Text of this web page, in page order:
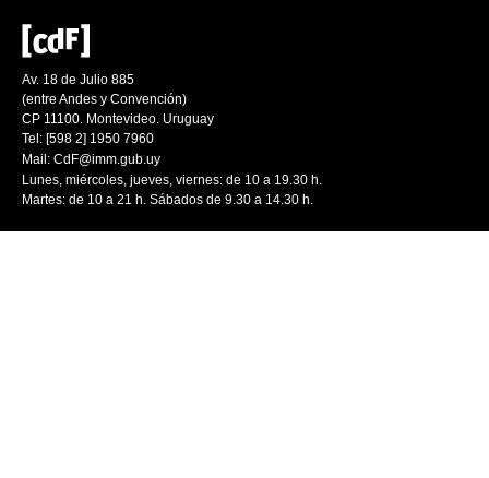
Av. 18 de Julio 885
(entre Andes y Convención)
CP 11100. Montevideo. Uruguay
Tel: [598 2] 1950 7960
Mail: CdF@imm.gub.uy
Lunes, miércoles, jueves, viernes: de 10 a 19.30 h.
Martes: de 10 a 21 h. Sábados de 9.30 a 14.30 h.